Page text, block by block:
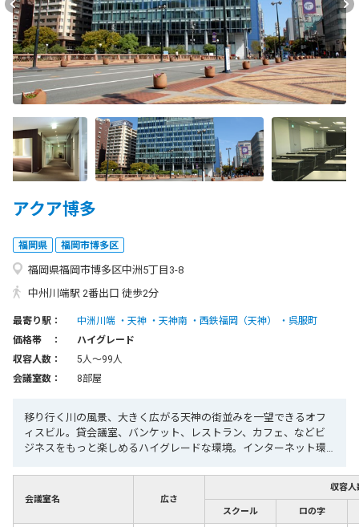
アクア博多
福岡県 福岡市博多区
福岡県福岡市博多区中洲5丁目3-8
中州川端駅 2番出口 徒歩2分
最寄り駅： 中洲川端 天神 天神南 西鉄福岡（天神）
呉服町
価格帯 ：
ハイグレード
収容人数：
5人〜99人
会議室数：
8部屋
移り行く川の風景、大きく広がる天神の街並みを一望できるオフ
ィスビル。貸会議室、バンケット、レストラン、カフェ、などビ
ジネスをもっと楽しめるハイグレードな環境。インターネット環
会議室名 広さ
収容人
スクール ロの字